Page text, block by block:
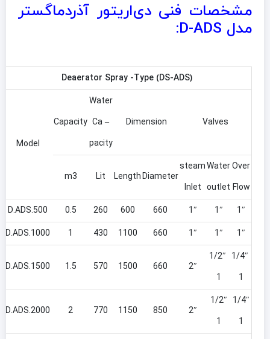
مشخصات فنی دی‌اریتور آذردماگستر
مدل D-ADS:
Deaerator Spray -Type (DS-ADS)
Valves
Dimension
Water
Ca –
pacity
Capacity
Model
Over
Flow
Water
outlet
steam
lnlet
Diameter
Length
Lit
m3
1″
1″
1″
660
600
260
0.5
D.ADS.500
1″
1″
1″
660
1100
430
1
D.ADS.1000
1/4″
1
1/2″
1
2″
660
1500
570
1.5
D.ADS.1500
1/4″
1
1/2″
1
2″
850
1150
770
2
D.ADS.2000